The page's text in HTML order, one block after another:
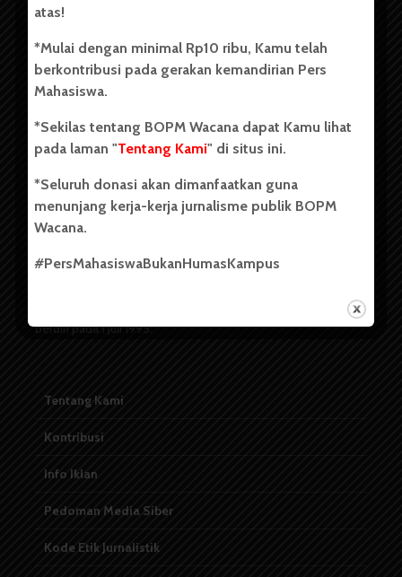
Copyright © 2023. All rights reserved BOPM WACANA.
Badan Otonom Pers Mahasiswa (BOPM) Wacana merupakan
secara mandiri oleh mahasiswa Universitas Sumatera Utara
(USU). Sebelumnya BOPM Wacana merupakan salah satu
berdiri pada 1 Juli 1995.
Tentang Kami
Kontribusi
Info Iklan
Pedoman Media Siber
Kode Etik Jurnalistik
atas!
*Mulai dengan minimal Rp10 ribu, Kamu telah
berkontribusi pada gerakan kemandirian Pers
Mahasiswa.
*Sekilas tentang BOPM Wacana dapat Kamu lihat
pada laman "Tentang Kami" di situs ini.
*Seluruh donasi akan dimanfaatkan guna
menunjang kerja-kerja jurnalisme publik BOPM
Wacana.
#PersMahasiswaBukanHumasKampus